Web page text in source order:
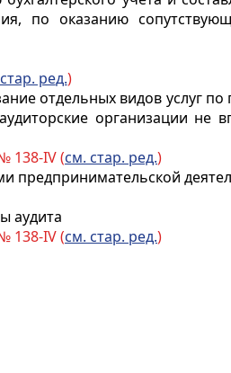
по оказанию
ред.)
отдельных видов услуг
организации не
138-IV (см. стар. ред.)
предпринимательской
аудита
138-IV (см. стар. ред.)